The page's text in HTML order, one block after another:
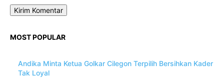
MOST POPULAR
Andika Minta Ketua Golkar Cilegon Terpilih Bersihkan Kader
Tak Loyal